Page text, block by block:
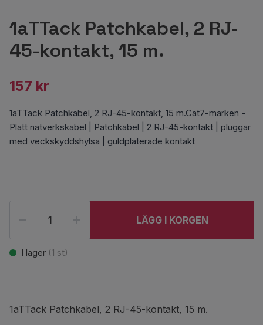
1aTTack Patchkabel, 2 RJ-
45-kontakt, 15 m.
157 kr
1aTTack Patchkabel, 2 RJ-45-kontakt, 15 m.Cat7-märken -
Platt nätverkskabel | Patchkabel | 2 RJ-45-kontakt | pluggar
med veckskyddshylsa | guldpläterade kontakt
LÄGG I KORGEN
I lager (1 st)
1aTTack Patchkabel, 2 RJ-45-kontakt, 15 m.